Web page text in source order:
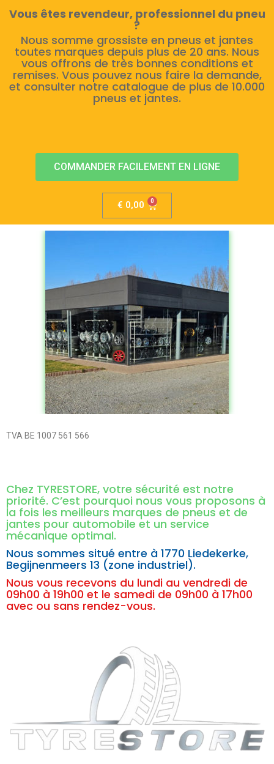
Vous êtes revendeur, professionnel du pneu
?
Nous somme grossiste en pneus et jantes
toutes marques depuis plus de 20 ans. Nous
vous offrons de très bonnes conditions et
remises. Vous pouvez nous faire la demande,
et consulter notre catalogue de plus de 10.000
pneus et jantes.
COMMANDER FACILEMENT EN LIGNE
€ 0,00
TVA BE 1007 561 566
Chez TYRESTORE, votre sécurité est notre
priorité. C’est pourquoi nous vous proposons à
la fois les meilleurs marques de pneus et de
jantes pour automobile et un service
mécanique optimal.
Nous sommes situé entre à 1770 Liedekerke,
Begijnenmeers 13 (zone industriel).
Nous vous recevons du lundi au vendredi de
09h00 à 19h00 et le samedi de 09h00 à 17h00
avec ou sans rendez-vous.